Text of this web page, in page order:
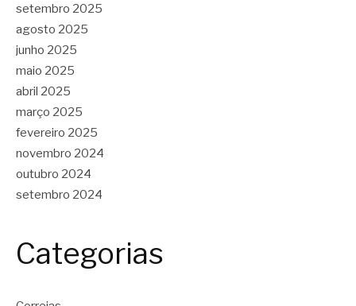
setembro 2025
agosto 2025
junho 2025
maio 2025
abril 2025
março 2025
fevereiro 2025
novembro 2024
outubro 2024
setembro 2024
Categorias